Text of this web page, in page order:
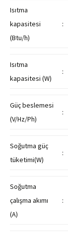
Isıtma
kapasitesi
(Btu/h)
:
Isıtma
kapasitesi (W)
:
Güç beslemesi
(V/Hz/Ph)
:
Soğutma güç
tüketimi(W)
:
Soğutma
çalışma akımı
(A)
: